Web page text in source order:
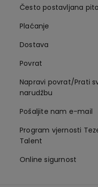
Često postavljana
Plaćanje
Dostava
Povrat
Napravi povrat/Prati
narudžbu
Pošaljite nam e-mail
Program vjernosti
Talent
Online sigurnost